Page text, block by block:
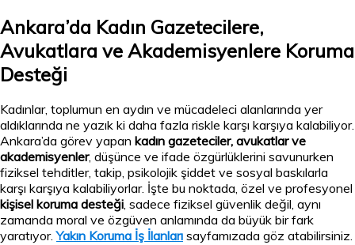
Ankara’da Kadın Gazetecilere,
Avukatlara ve Akademisyenlere Koruma
Desteği
Kadınlar, toplumun en aydın ve mücadeleci alanlarında yer
aldıklarında ne yazık ki daha fazla riskle karşı karşıya kalabiliyor.
Ankara’da görev yapan kadın gazeteciler, avukatlar ve
akademisyenler, düşünce ve ifade özgürlüklerini savunurken
fiziksel tehditler, takip, psikolojik şiddet ve sosyal baskılarla
karşı karşıya kalabiliyorlar. İşte bu noktada, özel ve profesyonel
kişisel koruma desteği, sadece fiziksel güvenlik değil, aynı
zamanda moral ve özgüven anlamında da büyük bir fark
yaratıyor.Yakın Koruma İş İlanları sayfamızada göz atabilirsiniz.